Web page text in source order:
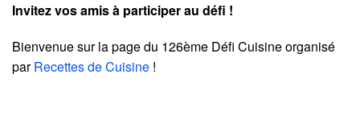
Invitez vos amis à participer au défi !
Bienvenue sur la page du 126ème Défi Cuisine organisé
parRecettes de Cuisine !